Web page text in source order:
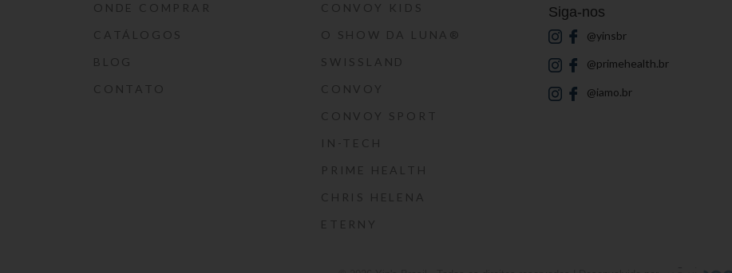
ONDE COMPRAR
CATÁLOGOS
BLOG
CONTATO
CONVOY KIDS
O SHOW DA LUNA®
SWISSLAND
CONVOY
CONVOY SPORT
IN-TECH
PRIME HEALTH
CHRIS HELENA
ETERNY
Siga-nos
@yinsbr
@primehealth.br
@iamo.br